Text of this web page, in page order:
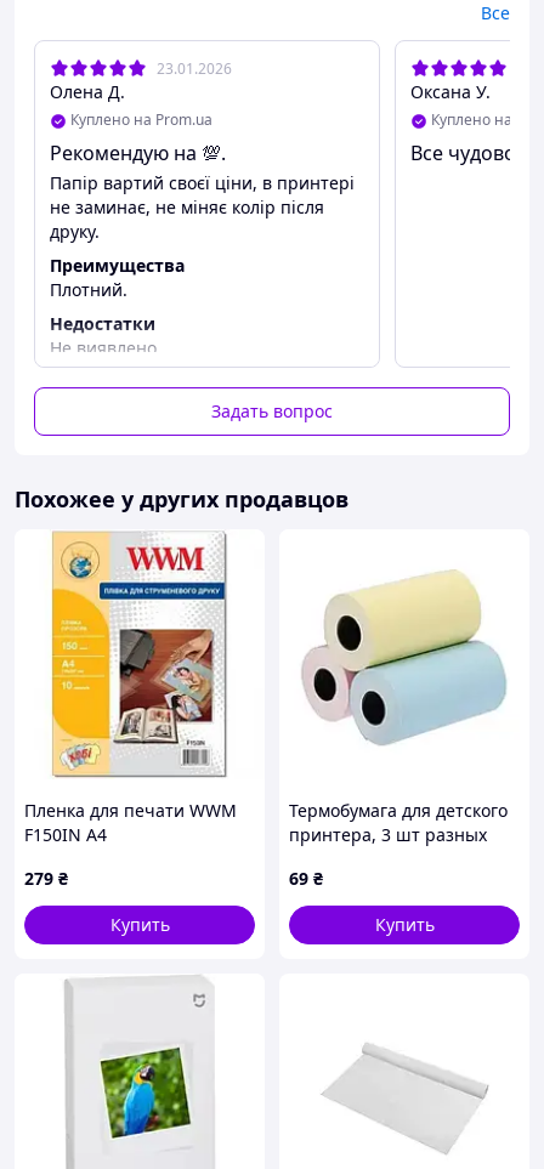
Все
23.01.2026
Олена Д.
Куплено на Prom.ua
Рекомендую на 💯.
Папір вартий своєї ціни, в принтері
не заминає, не міняє колір після
друку.
Преимущества
Плотний.
Недостатки
Не виявлено.
Оксана У.
Куплено на
Все чудово
Задать вопрос
Похожее у других продавцов
Пленка для печати WWM
F150IN A4
279 ₴
Купить
Термобумага для детского
принтера, 3 шт разных
69 ₴
Купить